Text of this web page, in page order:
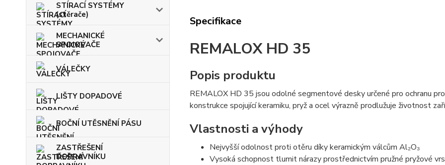
STÍRACÍ SYSTÉMY
(stěrače)
MECHANICKÉ
SPOJOVAČE
VÁLEČKY
LIŠTY DOPADOVÉ
BOČNÍ UTĚSNĚNÍ PÁSU
ZASTŘEŠENÍ
DOPRAVNÍKU
Specifikace
REMALOX HD 35
Popis produktu
REMALOX HD 35 jsou odolné segmentové desky určené pro ochranu
konstrukce spojující keramiku, pryž a ocel výrazně prodlužuje životnost
Vlastnosti a výhody
Nejvyšší odolnost proti otěru díky keramickým válcům Al₂O₃
Vysoká schopnost tlumit nárazy prostřednictvím pružné pryžové